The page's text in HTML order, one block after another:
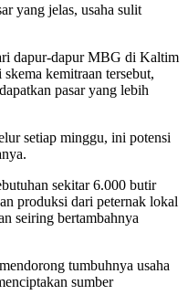
yang jelas, usaha sulit
dapur-dapur MBG di Kaltim
kemitraan tersebut,
pasar yang lebih
setiap minggu, ini potensi
sekitar 6.000 butir
produksi dari peternak lokal
seiring bertambahnya
tumbuhnya usaha
sumber